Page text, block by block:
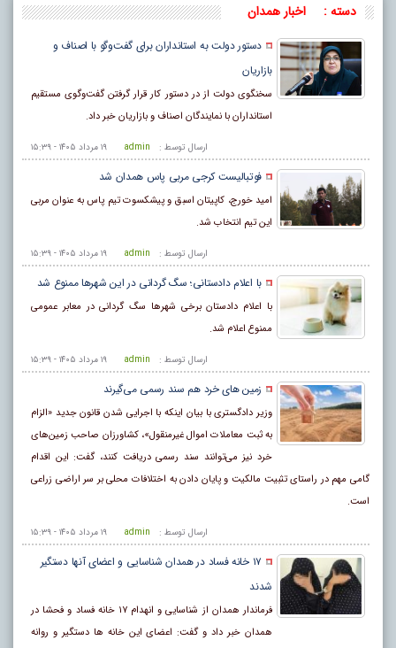
دسته : اخبار همدان
دستور دولت به استانداران برای گفت‌وگو با اصناف و
بازاریان
سخنگوی دولت از در دستور کار قرار گرفتن گفت‌وگوی مستقیم
استانداران با نمایندگان اصناف و بازاریان خبر داد.
۱۹ مرداد ۱۴۰۵ - ۱۵:۳۹ ارسال توسط : admin
فوتبالیست کرجی مربی پاس همدان شد
امید خورج، کاپیتان اسبق و پیشکسوت تیم پاس به عنوان مربی
این تیم انتخاب شد.
۱۹ مرداد ۱۴۰۵ - ۱۵:۳۹ ارسال توسط : admin
با اعلام دادستانی؛ سگ گردانی در این شهرها ممنوع شد
با اعلام دادستان برخی شهرها سگ گردانی در معابر عمومی
ممنوع اعلام شد.
۱۹ مرداد ۱۴۰۵ - ۱۵:۳۹ ارسال توسط : admin
زمین های خرد هم سند رسمی می‌گیرند
وزیر دادگستری با بیان اینکه با اجرایی شدن قانون جدید «الزام
به ثبت معاملات اموال غیرمنقول»، کشاورزان صاحب زمین‌های
خرد نیز می‌توانند سند رسمی دریافت کنند، گفت: این اقدام
گامی مهم در راستای تثبیت مالکیت و پایان دادن به اختلافات محلی بر سر اراضی زراعی
است.
۱۹ مرداد ۱۴۰۵ - ۱۵:۳۹ ارسال توسط : admin
۱۷ خانه فساد در همدان شناسایی و اعضای آنها دستگیر
شدند
فرماندار همدان از شناسایی و انهدام ۱۷ خانه فساد و فحشا در
همدان خبر داد و گفت: اعضای این خانه ها دستگیر و روانه